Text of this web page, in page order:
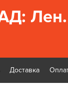
Доставка